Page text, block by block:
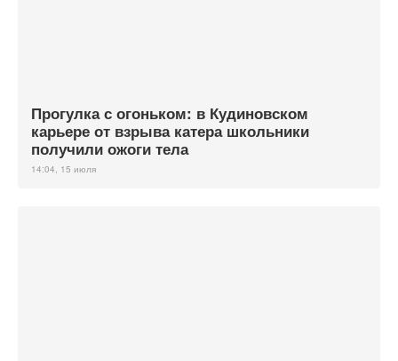
Прогулка с огоньком: в Кудиновском
карьере от взрыва катера школьники
получили ожоги тела
14:04, 15 июля